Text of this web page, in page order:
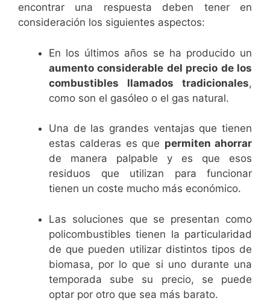
encontrar una respuesta deben tener en
consideración los siguientes aspectos:
En los últimos años se ha producido un
aumento considerable del precio de los
combustibles llamados tradicionales,
como son el gasóleo o el gas natural.
Una de las grandes ventajas que tienen
estas calderas es que permiten ahorrar
de manera palpable y es que esos
residuos que utilizan para funcionar
tienen un coste mucho más económico.
Las soluciones que se presentan como
policombustibles tienen la particularidad
de que pueden utilizar distintos tipos de
biomasa, por lo que si uno durante una
temporada sube su precio, se puede
optar por otro que sea más barato.